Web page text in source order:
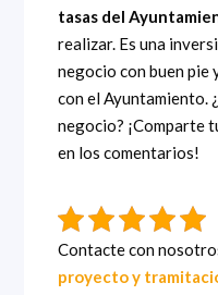
tasas del
realizar. Es una
negocio con buen
con el Ayuntamiento.
negocio? ¡Comparte
en los comentarios!
Contacte con
proyecto y